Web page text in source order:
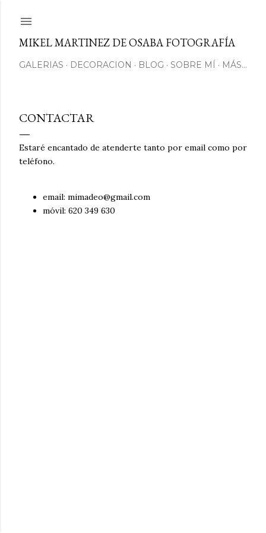
MIKEL MARTINEZ DE OSABA FOTOGRAFÍA
GALERIAS DECORACION BLOG SOBRE MÍ MÁS…
CONTACTAR
Estaré encantado de atenderte tanto por email como por
teléfono.
email: mimadeo@gmail.com
móvil: 620 349 630